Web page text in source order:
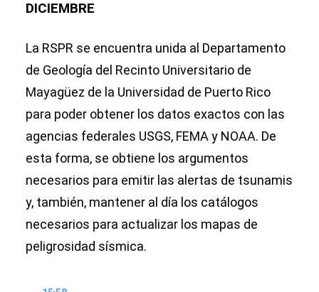
DICIEMBRE
La RSPR se encuentra unida al Departamento
de Geología del Recinto Universitario de
Mayagüez de la Universidad de Puerto Rico
para poder obtener los datos exactos con las
agencias federales USGS, FEMA y NOAA. De
esta forma, se obtiene los argumentos
necesarios para emitir las alertas de tsunamis
y, también, mantener al día los catálogos
necesarios para actualizar los mapas de
peligrosidad sísmica.